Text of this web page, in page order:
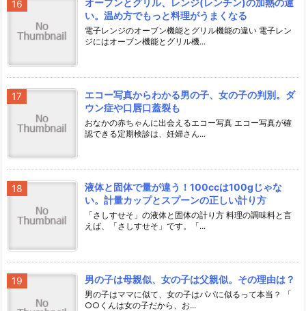
い。温め方でもっと料理がうまくなる
電子レンジのオーブン機能とグリル機能の違い 電子レン
ジにはオーブン機能とグリル機...
エコー写真からわかる男の子、女の子の判別。ダ
ウン症や口唇口蓋裂も
おなかの赤ちゃんに出会えるエコー写真 エコー写真が確
認できる定期検診は、妊婦さん...
液体と固体で量が違う！100ccは100gじゃな
い。計量カップとスプーンの正しい計り方
「さしすせそ」の液体と固体の計り方 料理の調味料と言
えば、「さしすせそ」です。「...
男の子は母親似、女の子は父親似。その理由は？
男の子はママに似て、女の子はパパに似るって本当？ 「
○○くんは女の子だから、お...